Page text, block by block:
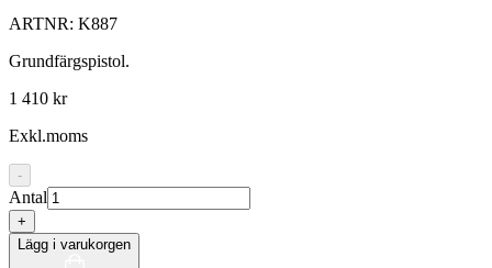
ARTNR: K887
Grundfärgspistol.
1 410 kr
Exkl.moms
-
Antal
+
Lägg i varukorgen